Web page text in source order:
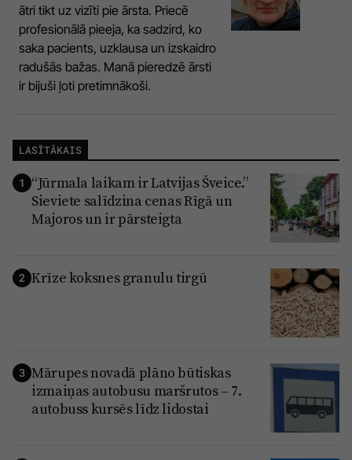
ātri tikt uz vizīti pie ārsta. Priecē
profesionālā pieeja, ka sadzird, ko
saka pacients, uzklausa un izskaidro
radušās bažas. Manā pieredzē ārsti
ir bijuši ļoti pretimnākoši.
LASĪTĀKAIS
1 “Jūrmala laikam ir Latvijas Šveice.”
Sieviete salīdzina cenas Rīgā un
Majoros un ir pārsteigta
2 Krīze koksnes granulu tirgū
3 Mārupes novadā plāno būtiskas
izmaiņas autobusu maršrutos – 7.
autobuss kursēs līdz lidostai